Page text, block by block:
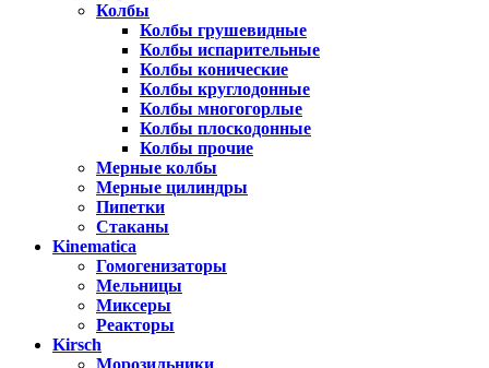
Колбы
Колбы грушевидные
Колбы испарительные
Колбы конические
Колбы круглодонные
Колбы многогорлые
Колбы плоскодонные
Колбы прочие
Мерные колбы
Мерные цилиндры
Пипетки
Стаканы
Kinematica
Гомогенизаторы
Мельницы
Миксеры
Реакторы
Kirsch
Морозильники